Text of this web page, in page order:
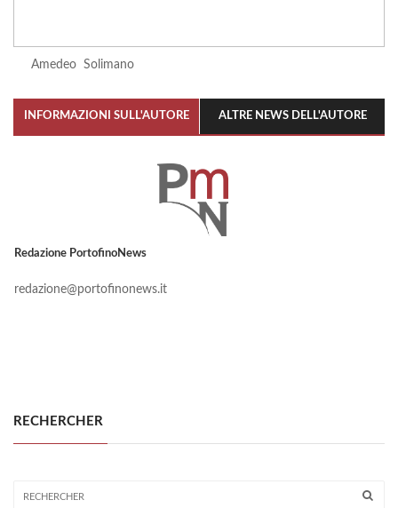
Amedeo Solimano
INFORMAZIONI SULL'AUTORE ALTRE NEWS DELL'AUTORE
Redazione PortofinoNews
redazione@portofinonews.it
RECHERCHER